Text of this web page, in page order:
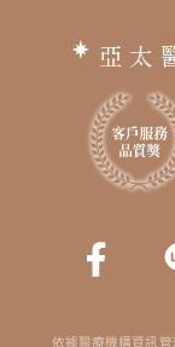
亞太
依據醫療機構資訊